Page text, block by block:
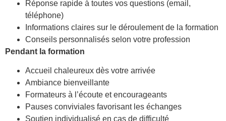
Réponse rapide à toutes vos questions (email,
téléphone)
Informations claires sur le déroulement de la formation
Conseils personnalisés selon votre profession
Pendant la formation
Accueil chaleureux dès votre arrivée
Ambiance bienveillante
Formateurs à l’écoute et encourageants
Pauses conviviales favorisant les échanges
Soutien individualisé en cas de difficulté